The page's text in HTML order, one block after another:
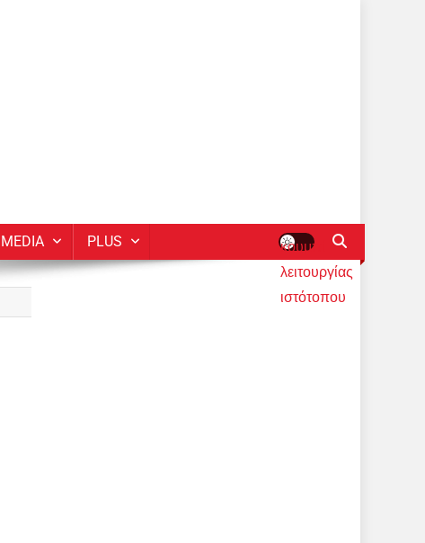
MEDIA PLUS
κουμπί
λειτουργίας
ιστότοπου